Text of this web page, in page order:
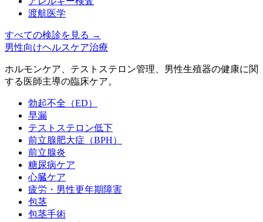
渡航医学
すべての検診を見る →
男性向けヘルスケア治療
ホルモンケア、テストステロン管理、男性生殖器の健康に関
する医師主導の臨床ケア。
勃起不全（ED）
早漏
テストステロン低下
前立腺肥大症（BPH）
前立腺炎
糖尿病ケア
心臓ケア
疲労・男性更年期障害
包茎
包茎手術